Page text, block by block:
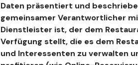
Daten präsentiert und
gemeinsamer Verantwortlicher
Dienstleister ist, der dem
Verfügung stellt, die es dem
und Interessenten zu verwalten